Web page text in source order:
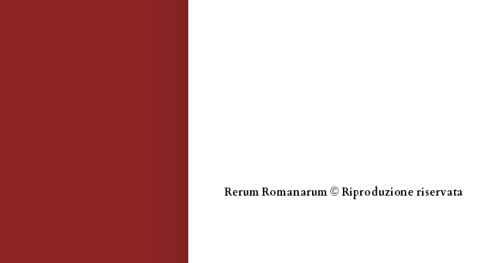
Rerum Romanarum © Riproduzione riservata